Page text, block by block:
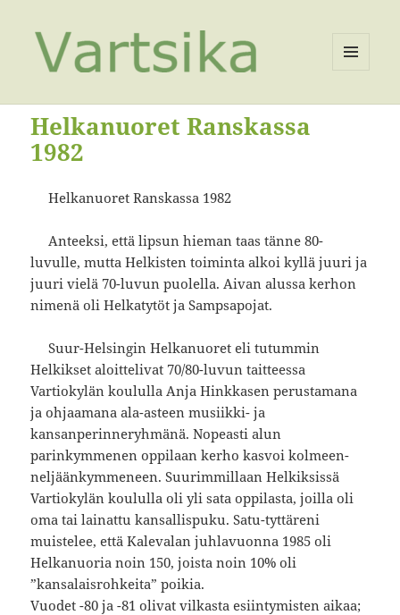
VIMPAIMET
Helkanuoret Ranskassa
1982
Helkanuoret Ranskassa 1982
Anteeksi, että lipsun hieman taas tänne 80-
luvulle, mutta Helkisten toiminta alkoi kyllä juuri ja
juuri vielä 70-luvun puolella. Aivan alussa kerhon
nimenä oli Helkatytöt ja Sampsapojat.
Suur-Helsingin Helkanuoret eli tutummin
Helkikset aloittelivat 70/80-luvun taitteessa
Vartiokylän koululla Anja Hinkkasen perustamana
ja ohjaamana ala-asteen musiikki- ja
kansanperinneryhmänä. Nopeasti alun
parinkymmenen oppilaan kerho kasvoi kolmeen-
neljäänkymmeneen. Suurimmillaan Helkiksissä
Vartiokylän koululla oli yli sata oppilasta, joilla oli
oma tai lainattu kansallispuku. Satu-tyttäreni
muistelee, että Kalevalan juhlavuonna 1985 oli
Helkanuoria noin 150, joista noin 10% oli
”kansalaisrohkeita” poikia.
Vuodet -80 ja -81 olivat vilkasta esiintymisten aikaa;